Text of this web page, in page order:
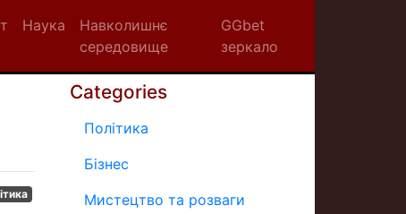
Наука
Навколишнє
середовище
GGbet
зеркало
Categories
Політика
Бізнес
Мистецтво та розваги